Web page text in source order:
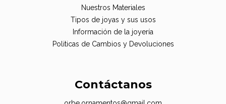
Nuestros Materiales
Tipos de joyas y sus usos
Información de la joyería
Politicas de Cambios y Devoluciones
Contáctanos